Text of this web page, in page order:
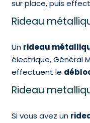
sur place, puis
Rideau
Un rideau
électrique, Général
effectuent le
Rideau
Si vous avez un